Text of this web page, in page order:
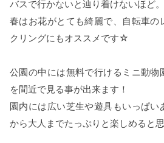
バスで行かないと辿り着けないほど。
春はお花がとても綺麗で、自転車の
クリングにもオススメです☆
公園の中には無料で行けるミニ動物
を間近で見る事が出来ます！
園内には広い芝生や遊具もいっぱい
から大人までたっぷりと楽しめると